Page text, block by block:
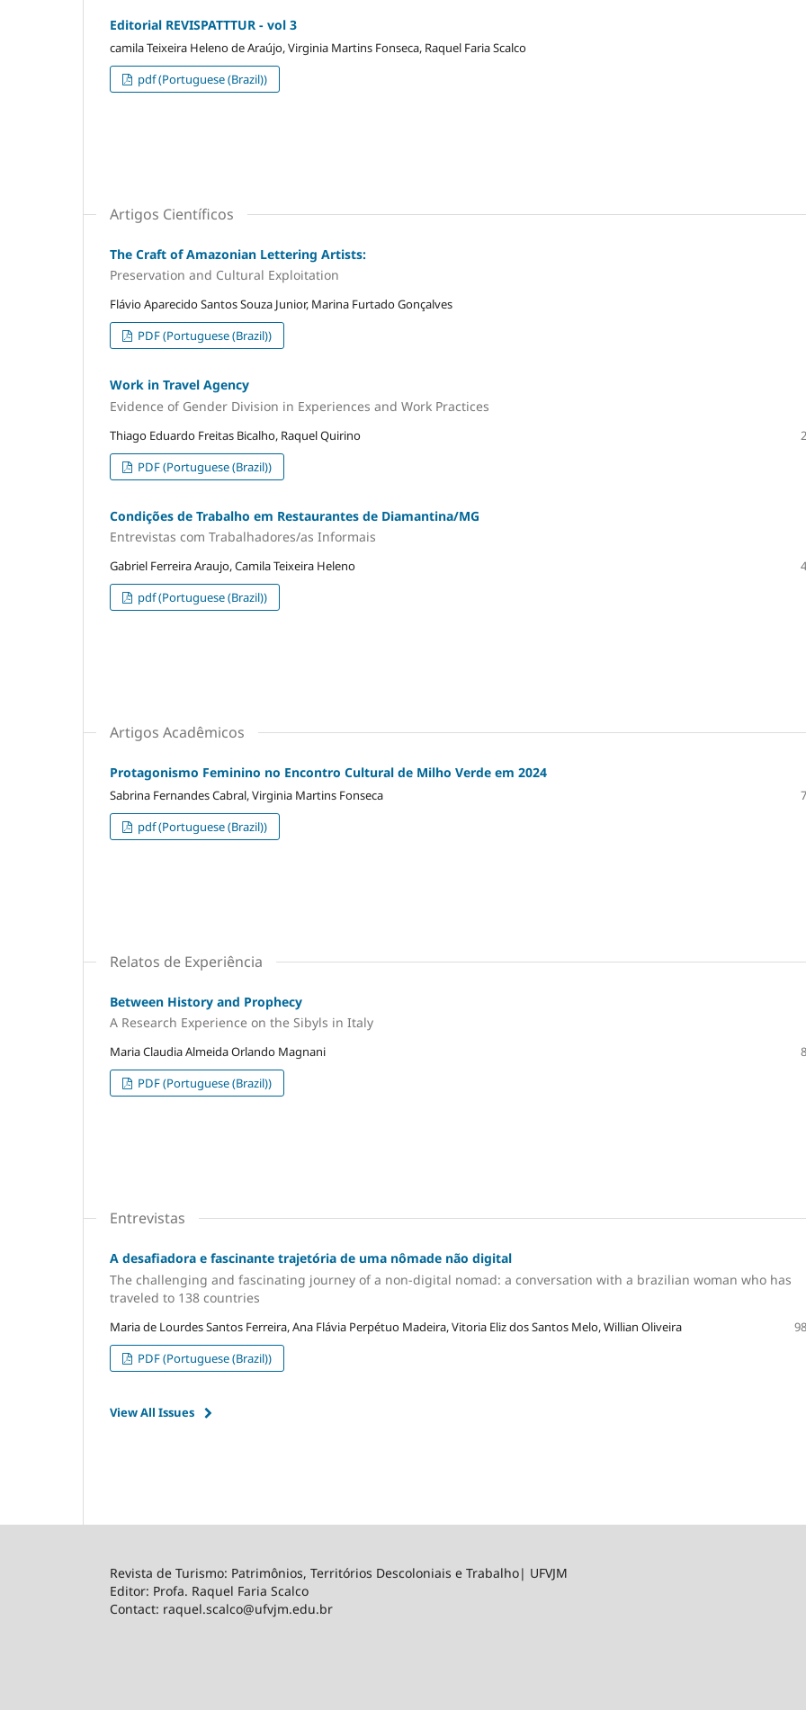
Editorial REVISPATTTUR - vol 3
camila Teixeira Heleno de Araújo, Virginia Martins Fonseca, Raquel Faria Scalco
pdf (Portuguese (Brazil))
Artigos Científicos
The Craft of Amazonian Lettering Artists:
Preservation and Cultural Exploitation
Flávio Aparecido Santos Souza Junior, Marina Furtado Gonçalves
PDF (Portuguese (Brazil))
Work in Travel Agency
Evidence of Gender Division in Experiences and Work Practices
Thiago Eduardo Freitas Bicalho, Raquel Quirino
PDF (Portuguese (Brazil))
Condições de Trabalho em Restaurantes de Diamantina/MG
Entrevistas com Trabalhadores/as Informais
Gabriel Ferreira Araujo, Camila Teixeira Heleno
pdf (Portuguese (Brazil))
Artigos Acadêmicos
Protagonismo Feminino no Encontro Cultural de Milho Verde em 2024
Sabrina Fernandes Cabral, Virginia Martins Fonseca
pdf (Portuguese (Brazil))
Relatos de Experiência
Between History and Prophecy
A Research Experience on the Sibyls in Italy
Maria Claudia Almeida Orlando Magnani
PDF (Portuguese (Brazil))
Entrevistas
A desafiadora e fascinante trajetória de uma nômade não digital
The challenging and fascinating journey of a non-digital nomad: a conversation with a brazilian woman who has
traveled to 138 countries
Maria de Lourdes Santos Ferreira, Ana Flávia Perpétuo Madeira, Vitoria Eliz dos Santos Melo, Willian Oliveira
PDF (Portuguese (Brazil))
View All Issues
Revista de Turismo: Patrimônios, Territórios Descoloniais e Trabalho| UFVJM
Editor: Profa. Raquel Faria Scalco
Contact: raquel.scalco@ufvjm.edu.br